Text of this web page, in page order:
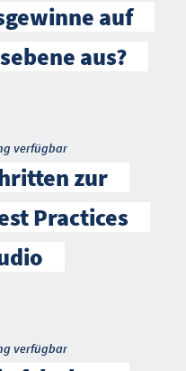
auf
aus?
verfügbar
zur
Practices
verfügbar